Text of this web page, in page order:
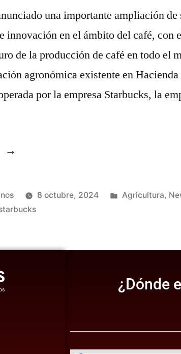
una importante ampliación de
innovación en el ámbito del café, con
de la producción de café en todo el
agronómica existente en
por la empresa Starbucks, la
8 octubre, 2024 Agricultura,
¿Dónde